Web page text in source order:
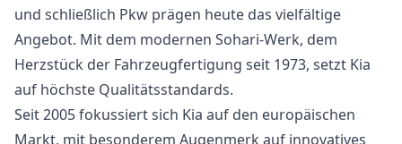
und schließlich Pkw prägen heute das vielfältige
Angebot. Mit dem modernen Sohari-Werk, dem
Herzstück der Fahrzeugfertigung seit 1973, setzt Kia
auf höchste Qualitätsstandards.
Seit 2005 fokussiert sich Kia auf den europäischen
Markt, mit besonderem Augenmerk auf innovatives